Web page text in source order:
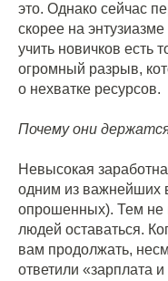
это. Однако сейчас
скорее на
учить новичков есть
огромный разрыв,
о нехватке ресурсов.
Почему они
Невысокая
одним из важнейших
опрошенных). Тем не
людей оставаться.
вам продолжать,
ответили «зарплата